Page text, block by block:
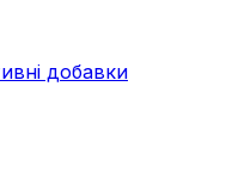
добавки